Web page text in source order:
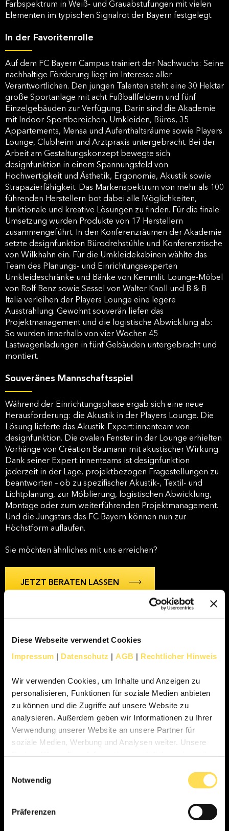
Diese Webseite verwendet Cookies
Impressum | Datenschutz | AGB | Rechtlicher Hinweis
Wir verwenden Cookies, um Inhalte und Anzeigen zu
personalisieren, Funktionen für soziale Medien anbieten
zu können und die Zugriffe auf unsere Website zu
analysieren. Außerdem geben wir Informationen zu Ihrer
Verwendung unserer Website an unsere Partner für
soziale Medien, Werbung und Analysen weiter. Unsere
haben oder die sie im Rahmen Ihrer Nutzung der Dienste
Notwendig
Präferenzen
Farbspektrum in Weiß- und Grauabstufungen mit vielen
Elementen im typischen Signalrot der Bayern festgelegt.
In der Favoritenrolle
Auf dem FC Bayern Campus trainiert der Nachwuchs: Seine
nachhaltige Förderung liegt im Interesse aller
Verantwortlichen. Den jungen Talenten steht eine 30 Hektar
große Sportanlage mit acht Fußballfeldern und fünf
Einzelgebäuden zur Verfügung. Darin sind die Akademie
mit Indoor-Sportbereichen, Umkleiden, Büros, 35
Appartements, Mensa und Aufenthaltsräume sowie Players
Lounge, Clubheim und Arztpraxis untergebracht. Bei der
Arbeit am Gestaltungskonzept bewegte sich
designfunktion in einem Spannungsfeld von
Hochwertigkeit und Ästhetik, Ergonomie, Akustik sowie
Strapazierfähigkeit. Das Markenspektrum von mehr als 100
führenden Herstellern bot dabei alle Möglichkeiten,
funktionale und kreative Lösungen zu finden. Für die finale
Umsetzung wurden Produkte von 17 Herstellern
zusammengeführt. In den Konferenzräumen der Akademie
setzte designfunktion Bürodrehstühle und Konferenztische
von Wilkhahn ein. Für die Umkleidekabinen wählte das
Team des Planungs- und Einrichtungsexperten
Umkleideschränke und Bänke von Kemmlit. Lounge-Möbel
von Rolf Benz sowie Sessel von Walter Knoll und B & B
Italia verleihen der Players Lounge eine legere
Ausstrahlung. Gewohnt souverän liefen das
Projektmanagement und die logistische Abwicklung ab:
So wurden innerhalb von vier Wochen 45
Lastwagenladungen in fünf Gebäuden untergebracht und
montiert.
Souveränes Mannschaftsspiel
Während der Einrichtungsphase ergab sich eine neue
Herausforderung: die Akustik in der Players Lounge. Die
Lösung lieferte das Akustik-Expert:innenteam von
designfunktion. Die ovalen Fenster in der Lounge erhielten
Vorhänge von Création Baumann mit akustischer Wirkung.
Dank seiner Expert:innenteams ist designfunktion
jederzeit in der Lage, projektbezogen Fragestellungen zu
beantworten – ob zu spezifischer Akustik-, Textil- und
Lichtplanung, zur Möblierung, logistischen Abwicklung,
Montage oder zum weiterführenden Projektmanagement.
Und die Jungstars des FC Bayern können nun zur
Höchstform auflaufen.
Sie möchten ähnliches mit uns erreichen?
JETZT BERATEN LASSEN